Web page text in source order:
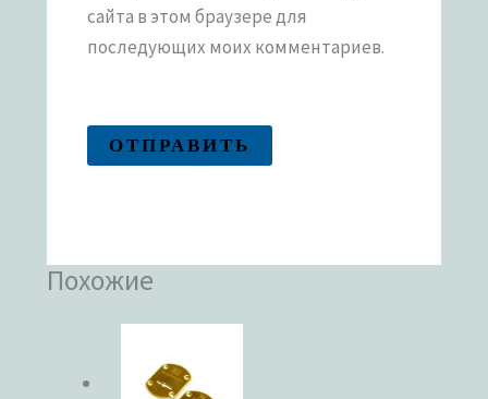
сайта в этом браузере для
последующих моих комментариев.
Похожие